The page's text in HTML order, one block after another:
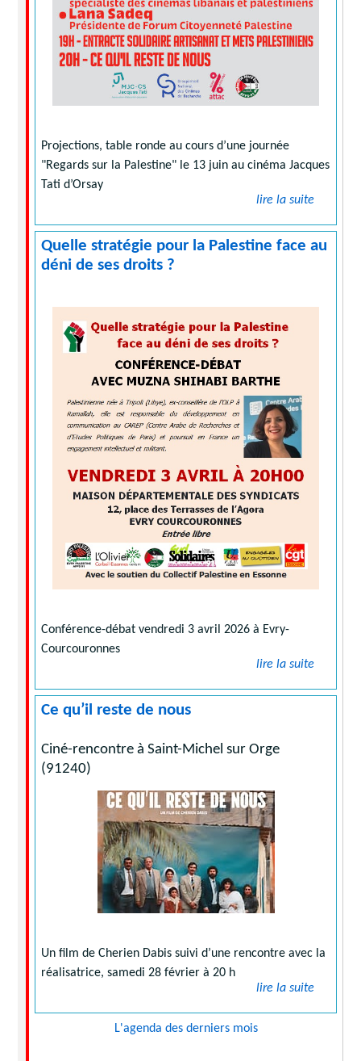
Projections, table ronde au cours d’une journée
"Regards sur la Palestine" le 13 juin au cinéma Jacques
Tati d’Orsay
lire la suite
Quelle stratégie pour la Palestine face au
déni de ses droits ?
Conférence-débat vendredi 3 avril 2026 à Evry-
Courcouronnes
lire la suite
Ce qu’il reste de nous
Ciné-rencontre à Saint-Michel sur Orge
(91240)
Un film de Cherien Dabis suivi d’une rencontre avec la
réalisatrice, samedi 28 février à 20 h
lire la suite
L'agenda des derniers mois